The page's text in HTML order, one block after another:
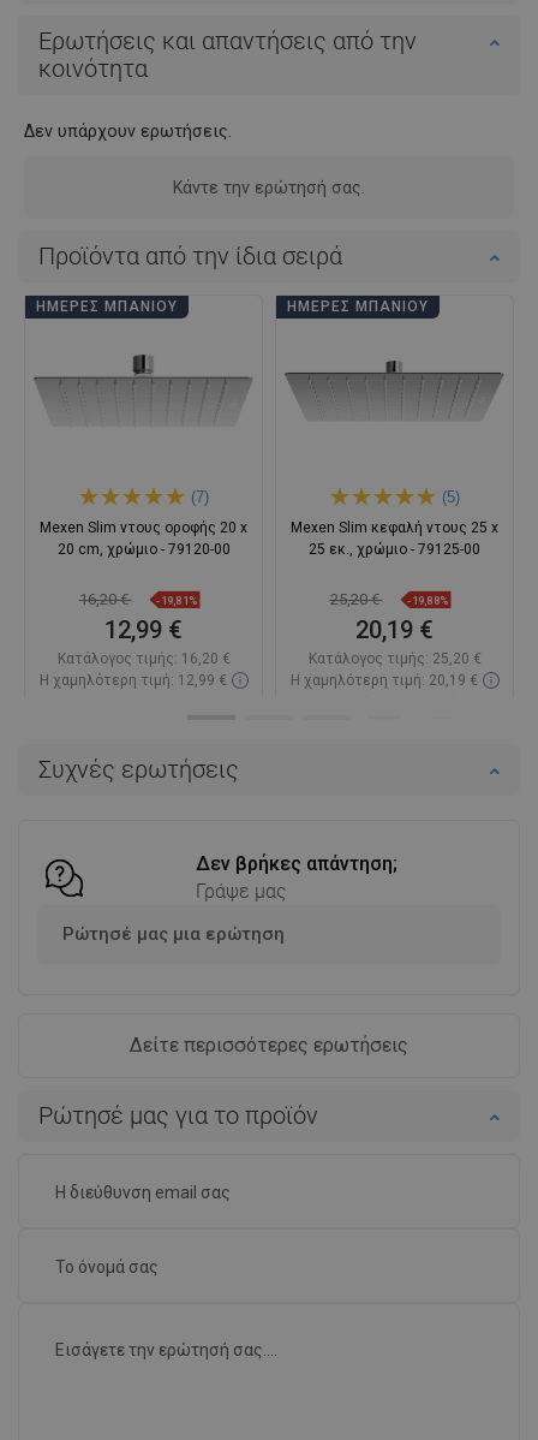
Συχνές ερωτήσεις
Δεν βρήκες απάντηση;
Γράψε μας
Ρώτησέ μας μια ερώτηση
Δείτε περισσότερες ερωτήσεις
Ερωτήσεις και απαντήσεις από την
κοινότητα
Δεν υπάρχουν ερωτήσεις.
Κάντε την ερώτησή σας.
Ρώτησέ μας για το προϊόν
Προϊόντα από την ίδια σειρά
ΗΜΈΡΕΣ ΜΠΆΝΙΟΥ
(7)
Mexen Slim ντους οροφής 20 x
20 cm, χρώμιο - 79120-00
16,20 € -19,81%
12,99 €
Κατάλογος τιμής: 16,20 €
Η χαμηλότερη τιμή: 12,99 €
ΗΜΈΡΕΣ ΜΠΆΝΙΟΥ
(5)
Mexen Slim κεφαλή ντους 25 x
25 εκ., χρώμιο - 79125-00
25,20 € -19,88%
20,19 €
Κατάλογος τιμής: 25,20 €
Η χαμηλότερη τιμή: 20,19 €